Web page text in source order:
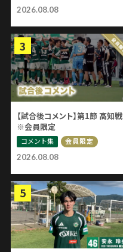
2026.08.08
2026.08.08
【試合後コメント】第1節 高知戦
※会員限定
コメント集 会員限定